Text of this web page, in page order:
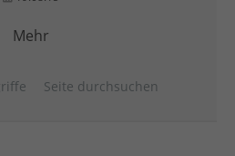
Mehr
Seite durchsuchen